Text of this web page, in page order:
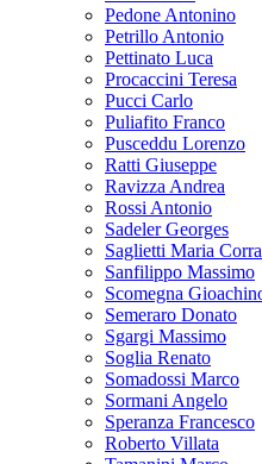
Pedone Antonino
Petrillo Antonio
Pettinato Luca
Procaccini Teresa
Pucci Carlo
Puliafito Franco
Pusceddu Lorenzo
Ratti Giuseppe
Ravizza Andrea
Rossi Antonio
Sadeler Georges
Saglietti Maria
Sanfilippo Massimo
Scomegna
Semeraro Donato
Sgargi Massimo
Soglia Renato
Somadossi Marco
Sormani Angelo
Speranza Francesco
Roberto Villata